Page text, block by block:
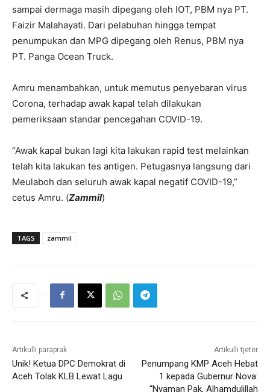
sampai dermaga masih dipegang oleh IOT, PBM nya PT.
Faizir Malahayati. Dari pelabuhan hingga tempat
penumpukan dan MPG dipegang oleh Renus, PBM nya
PT. Panga Ocean Truck.
Amru menambahkan, untuk memutus penyebaran virus
Corona, terhadap awak kapal telah dilakukan
pemeriksaan standar pencegahan COVID-19.
“Awak kapal bukan lagi kita lakukan rapid test melainkan
telah kita lakukan tes antigen. Petugasnya langsung dari
Meulaboh dan seluruh awak kapal negatif COVID-19,”
cetus Amru. (Zammil)
TAGS zammil
Artikulli paraprak
Unik! Ketua DPC Demokrat di
Aceh Tolak KLB Lewat Lagu
Artikulli tjetër
Penumpang KMP Aceh Hebat
1 kepada Gubernur Nova:
“Nyaman Pak, Alhamdulillah